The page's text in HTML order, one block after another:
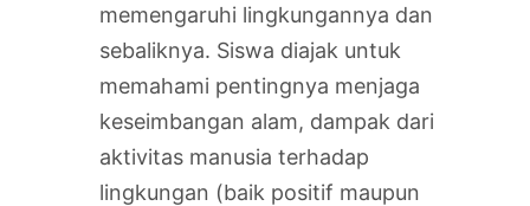
memengaruhi lingkungannya dan
sebaliknya. Siswa diajak untuk
memahami pentingnya menjaga
keseimbangan alam, dampak dari
aktivitas manusia terhadap
lingkungan (baik positif maupun